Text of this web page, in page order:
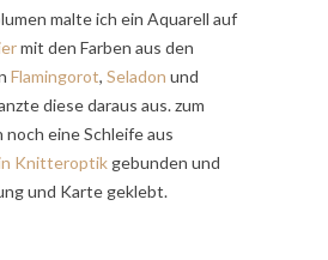
malte ich ein Aquarell auf
mit den Farben aus den
Flamingorot, Seladon und
diese daraus aus. zum
noch eine Schleife aus
Knitteroptik gebunden und
und Karte geklebt.